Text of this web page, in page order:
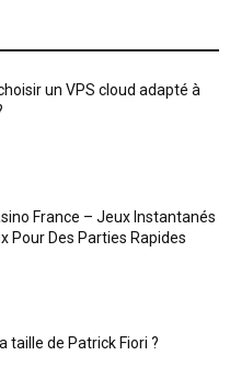
un VPS cloud adapté à
France – Jeux Instantanés
Pour Des Parties Rapides
taille de Patrick Fiori ?